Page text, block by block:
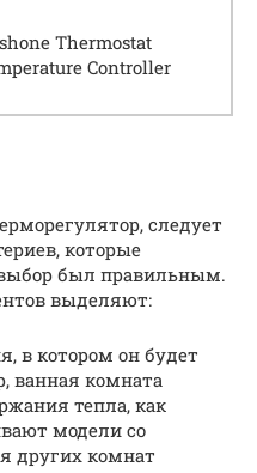
Thermostat
Controller
следует
которые
был правильным.
выделяют:
в котором он будет
ванная комната
тепла, как
модели со
других комнат